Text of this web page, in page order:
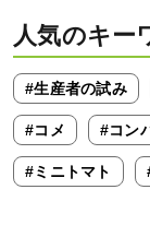
人気のキー
#生産者の試み
#コメ #コン
#ミニトマト